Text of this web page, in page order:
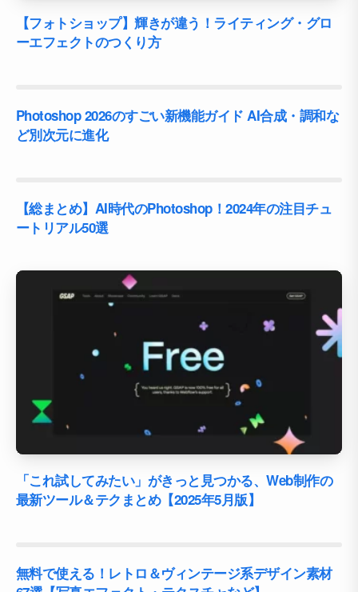
【フォトショップ】輝きが違う！ライティング・グロ
ーエフェクトのつくり方
Photoshop 2026のすごい新機能ガイド AI合成・調和な
ど別次元に進化
【総まとめ】AI時代のPhotoshop！2024年の注目チュ
ートリアル50選
「これ試してみたい」がきっと見つかる、Web制作の
最新ツール＆テクまとめ【2025年5月版】
無料で使える！レトロ＆ヴィンテージ系デザイン素材